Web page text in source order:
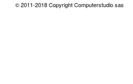
© 2011-2018 Copyright Computerstudio sas